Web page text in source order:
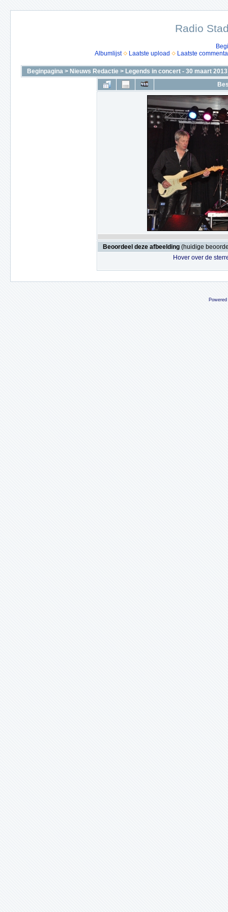
Radio
Albumlijst
Laatste upload Laatste
Beginpagina > Nieuws Redactie > Legends in concert - 30 maart 2013
Beoordeel deze afbeelding (huidige
Hover over de